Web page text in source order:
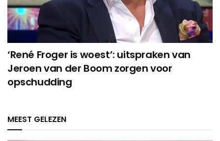
‘René Froger is woest’: uitspraken van
Jeroen van der Boom zorgen voor
opschudding
MEEST GELEZEN